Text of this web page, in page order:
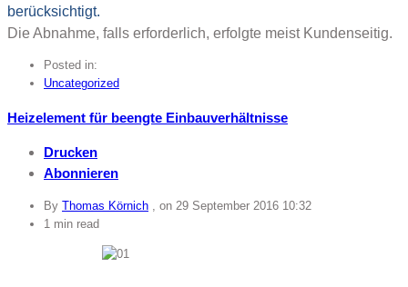
berücksichtigt.
Die Abnahme, falls erforderlich, erfolgte meist Kundenseitig.
Posted in:
Uncategorized
Heizelement für beengte Einbauverhältnisse
Drucken
Abonnieren
By Thomas Körnich , on 29 September 2016 10:32
1 min read